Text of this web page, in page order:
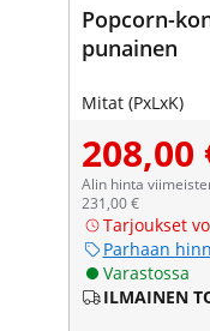
Popcorn-
punainen
Mitat (PxLxK)
208,00
Alin hinta
231,00 €
Tarjoukset
Parhaan
Varastossa
ILMAINEN